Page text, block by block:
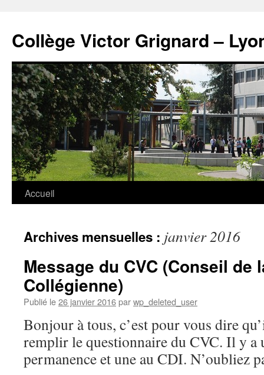
contenu
Collège Victor Grignard –
Accueil
Archives mensuelles : janvier 2016
Message du CVC (Conseil de
Collégienne)
Publié le26 janvier 2016parwp_deleted_user
Bonjour à tous, c’est pour vous dire
remplir le questionnaire du CVC. Il y a
permanence et une au CDI. N’oubliez